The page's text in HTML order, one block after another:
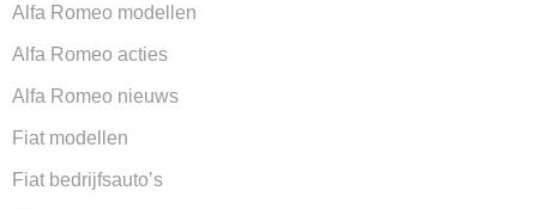
Alfa Romeo modellen
Alfa Romeo acties
Alfa Romeo nieuws
Fiat modellen
Fiat bedrijfsauto’s